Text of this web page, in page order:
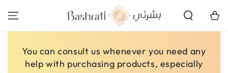
CONTENT
Cart
You can consult us whenever you need any
help with purchasing products, especially